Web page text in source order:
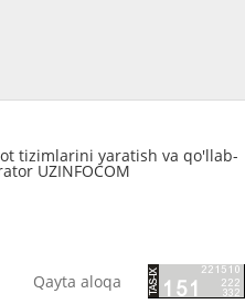
tizimlarini yaratish va qo'llab-
UZINFOCOM
Qayta aloqa